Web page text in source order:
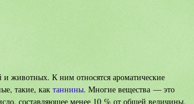
и животных. К ним относятся ароматические
такие, как таннины. Многие вещества — это
составляющее менее 10 % от общей величины.